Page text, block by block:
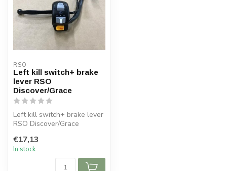
RSO
Left kill switch+ brake
lever RSO
Discover/Grace
Left kill switch+ brake lever
RSO Discover/Grace
€17,13
In stock